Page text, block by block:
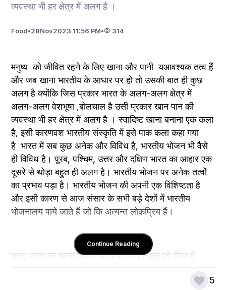
व्यवस्था भी हर क्षेत्र में अलग है ।
Food•28Nov2023 11:56 PM• 314
मनुष्य  को जीवित रहने के लिए खाना और पानी  यआवश्यक तत्व हैं
और जब खाना भारतीय के आधार पर हो तो उसकी बात ही कुछ
अलग है क्योंकि जिस प्रकार भारत के अलग-अलग क्षेत्र में
अलग-अलग वेशभूषा ,बोलचाल है उसी प्रकार खान पान की
व्यवस्था भी हर क्षेत्र में अलग है । स्वादिष्ट खाना बनाना एक कला
है, इसी कारणवश भारतीय संस्कृति में इसे पाक कला कहा गया
है  भारत में सब कुछ अनेक और विविध है, भारतीय भोजन भी वैैसे
ही विविध है। पूरब, पश्चिम, उत्तर और दक्षिण भारत का आहार एक
दूसरे से थोड़ा बहुत ही अलग है। भारतीय भोजन पर अनेक तत्वों
का प्रभाव पड़ा है। भारतीय भोजन की अपनी एक विशिष्टता है
और इसी कारण से आज संसार के सभी बड़े देशों में भारतीय
भोजनालय पाये जाते हैं जो कि अत्यन्त लोकप्रिय हैं।
उत्तर भारत का खाना दक्षिण भारत के खाने समान पूरे विश्व में
नित्य के खाने में भाँति-भाँति की दालें जैसे- उड़द, मूँग, चना, तूवर,
Continue Reading
5